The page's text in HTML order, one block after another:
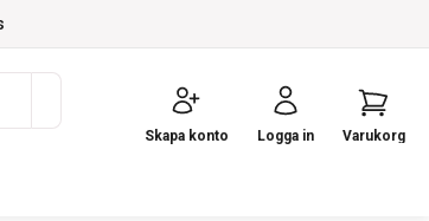
Skapa konto Logga in Varukorg